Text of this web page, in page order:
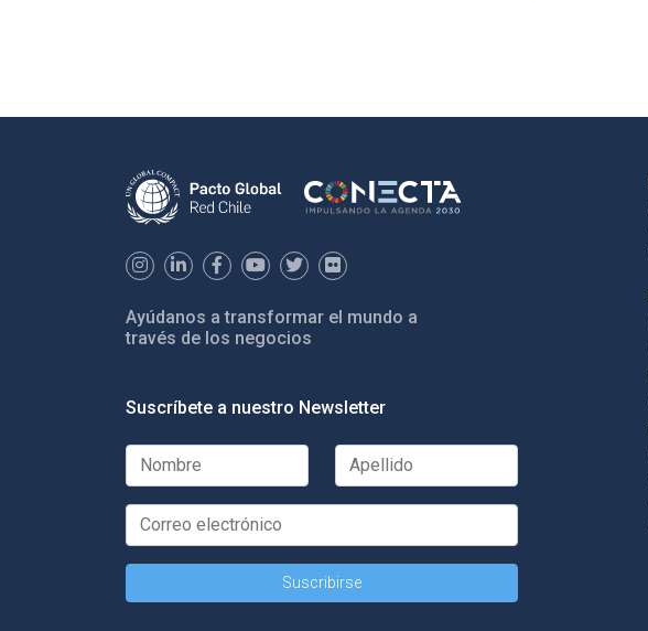
Ayúdanos a transformar el mundo a
través de los negocios
Suscríbete a nuestro Newsletter